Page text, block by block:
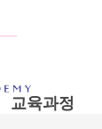
교육과정